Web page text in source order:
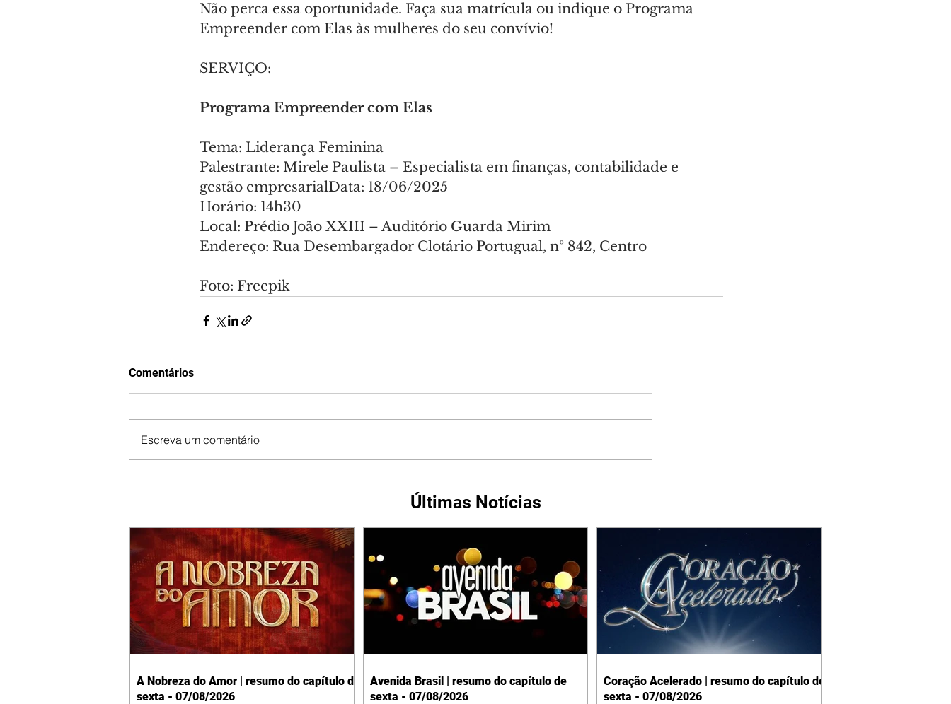
Não perca essa oportunidade. Faça sua matrícula ou indique o Programa
Empreender com Elas às mulheres do seu convívio!
SERVIÇO:
Programa Empreender com Elas
Tema: Liderança Feminina
Palestrante: Mirele Paulista – Especialista em finanças, contabilidade e
gestão empresarialData: 18/06/2025
Horário: 14h30
Local: Prédio João XXIII – Auditório Guarda Mirim
Endereço: Rua Desembargador Clotário Portugual, nº 842, Centro
Foto: Freepik
Comentários
Escreva um comentário
Últimas Notícias
A Nobreza do Amor | resumo do capítulo de
sexta - 07/08/2026
Avenida Brasil | resumo do capítulo de
sexta - 07/08/2026
Coração Acelerado | resumo do capítulo de
sexta - 07/08/2026